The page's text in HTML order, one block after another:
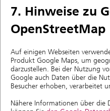
7. Hinweise zu
OpenStreetMap
Auf einigen Webseiten
Produkt Google Maps, um
darzustellen. Bei der Nutzung
Google auch Daten über die
Besucher erhoben, verarbeitet
Nähere Informationen über die